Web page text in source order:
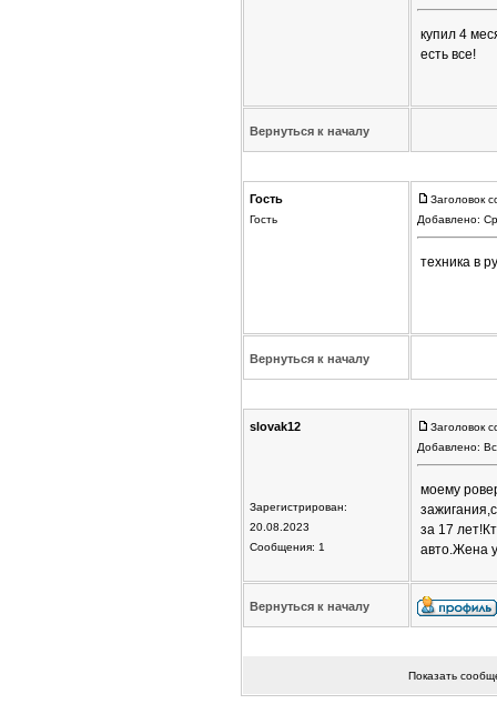
купил 4
есть все!
Вернуться к началу
Гость
Гость
Заголовок
Добавлено:
техника в
Вернуться к началу
slovak12
Зарегистрирован:
20.08.2023
Сообщения: 1
Заголовок
Добавлено:
моему
за 17
авто.Жена
Вернуться к началу
Показать